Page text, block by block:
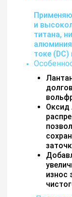
и
титана,
токе
Оксид
износ